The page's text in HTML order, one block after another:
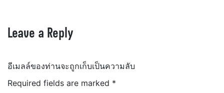
Leave a Reply
อีเมลล์ของท่านจะถูกเก็บเป็นความลับ
Required fields are marked *